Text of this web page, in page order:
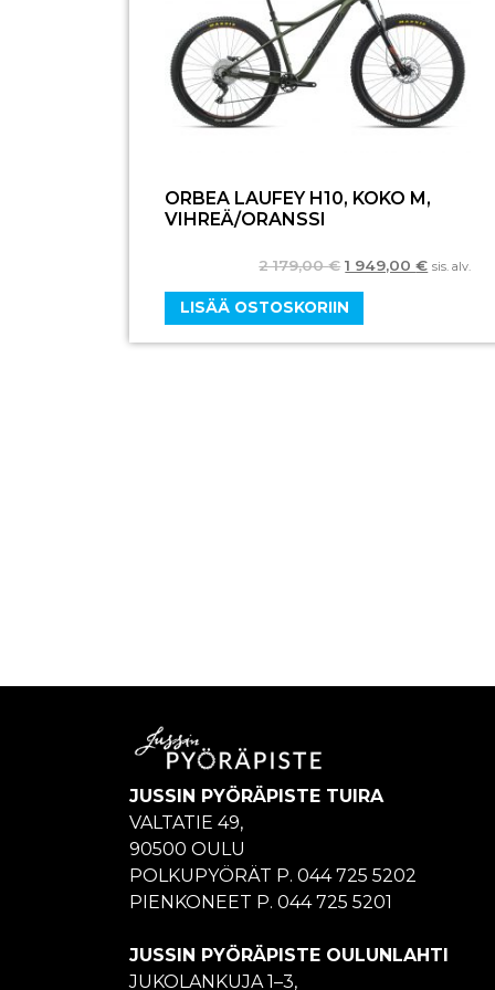
ORBEA LAUFEY H10, KOKO M,
VIHREÄ/ORANSSI
2 179,00€ 1 949,00€ sis. alv.
LISÄÄ OSTOSKORIIN
JUSSIN PYÖRÄPISTE TUIRA
VALTATIE 49,
90500 OULU
POLKUPYÖRÄT P. 044 725 5202
PIENKONEET P. 044 725 5201
JUSSIN PYÖRÄPISTE OULUNLAHTI
JUKOLANKUJA 1–3,